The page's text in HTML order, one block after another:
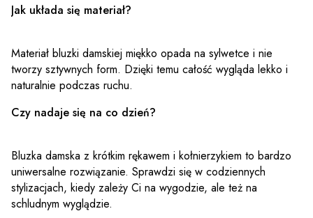
Jak układa się materiał?
Materiał bluzki damskiej miękko opada na sylwetce i nie
tworzy sztywnych form. Dzięki temu całość wygląda lekko i
naturalnie podczas ruchu.
Czy nadaje się na co dzień?
Bluzka damska z krótkim rękawem i kołnierzykiem to bardzo
uniwersalne rozwiązanie. Sprawdzi się w codziennych
stylizacjach, kiedy zależy Ci na wygodzie, ale też na
schludnym wyglądzie.